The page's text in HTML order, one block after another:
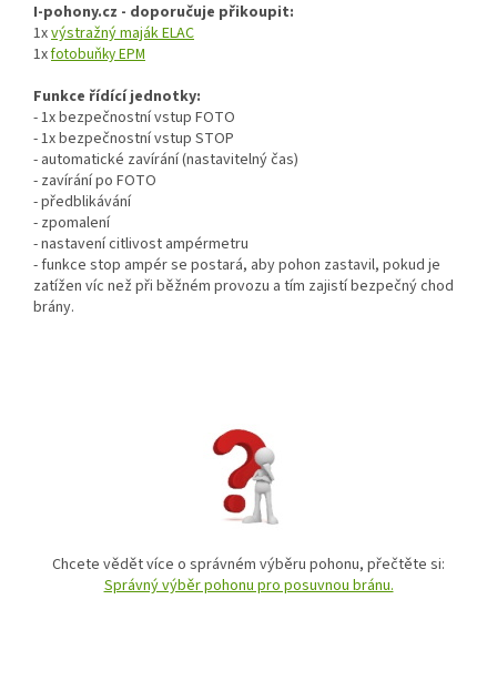
I-pohony.cz - doporučuje přikoupit:
1xvýstražný maják ELAC
1xfotobuňky EPM
Funkce řídící jednotky:
- 1x bezpečnostní vstup FOTO
- 1x bezpečnostní vstup STOP
- automatické zavírání (nastavitelný čas)
- zavírání po FOTO
- předblikávání
- zpomalení
- nastavení citlivost ampérmetru
- funkce stop ampér se postará, aby pohon zastavil, pokud je
zatížen víc než při běžném provozu a tím zajistí bezpečný chod
brány.
Chcete vědět více o správném výběru pohonu, přečtěte si:
Správný výběr pohonu pro posuvnou bránu.